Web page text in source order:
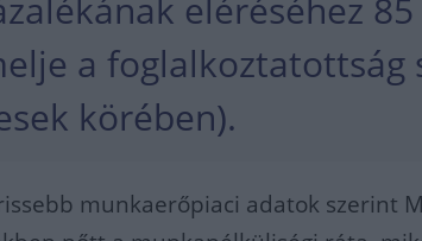
eléréséhez
a foglalkoztatottság
körében).
munkaerőpiaci adatok szerint